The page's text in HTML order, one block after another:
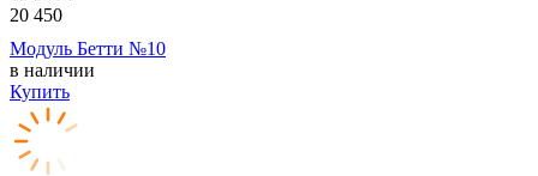
20 450
Модуль Бетти №10
в наличии
Купить